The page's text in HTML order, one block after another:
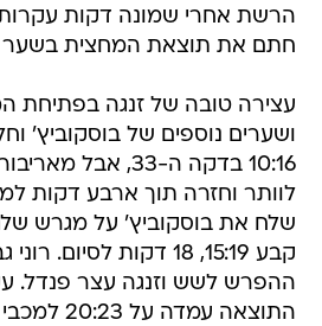
הרשת אחרי שמונה דקות
חתם את תוצאת המחצית בשער נוסף,
עצירה טובה של זנגה בפתיחת
ושערים נוספים של בוסקוביץ'
10:16 בדקה ה-33,
לוותר וחזרה תוך ארבע דקות
שלח את בוסקוביץ' על מגרש
קבע 15:19, 18 דקות
ההפרש לשש וזנגה עצר פנדל.
התוצאה